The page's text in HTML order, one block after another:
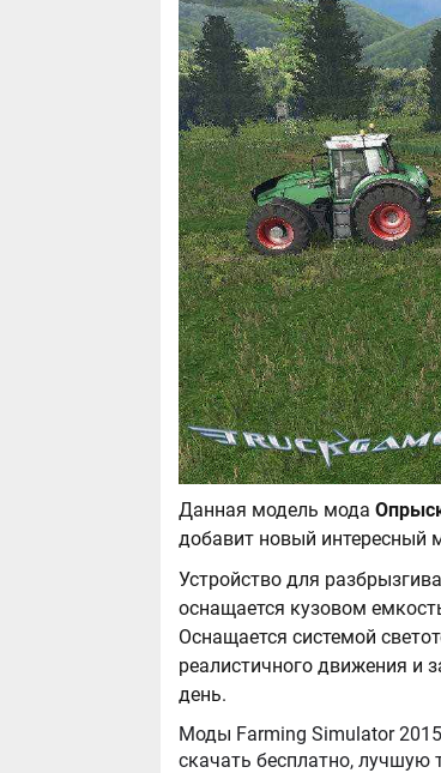
Данная модель мода
добавит новый интересный
Устройство для
оснащается кузовом
Оснащается системой
реалистичного движения и
день.
Моды Farming Simulator 2015 , на нашем сайте бывают самые разнообразные, можно
скачать бесплатно, лучшую технику к